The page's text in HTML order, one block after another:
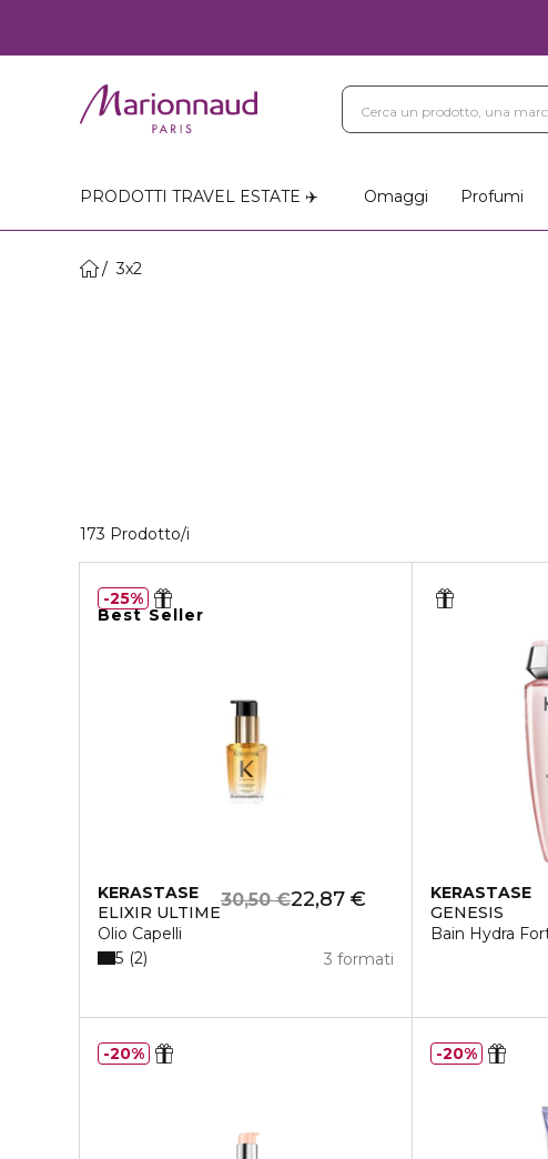
PRODOTTI TRAVEL ESTATE ✈️ Omaggi Profumi
3x2
173 Prodotto/i
Best Seller
KERASTASE
ELIXIR ULTIME
Olio Capelli
22,87 €
30,50 €
3 formati
5 2
25%
KERASTASE
GENESIS
Bain Hydra
20% 20%